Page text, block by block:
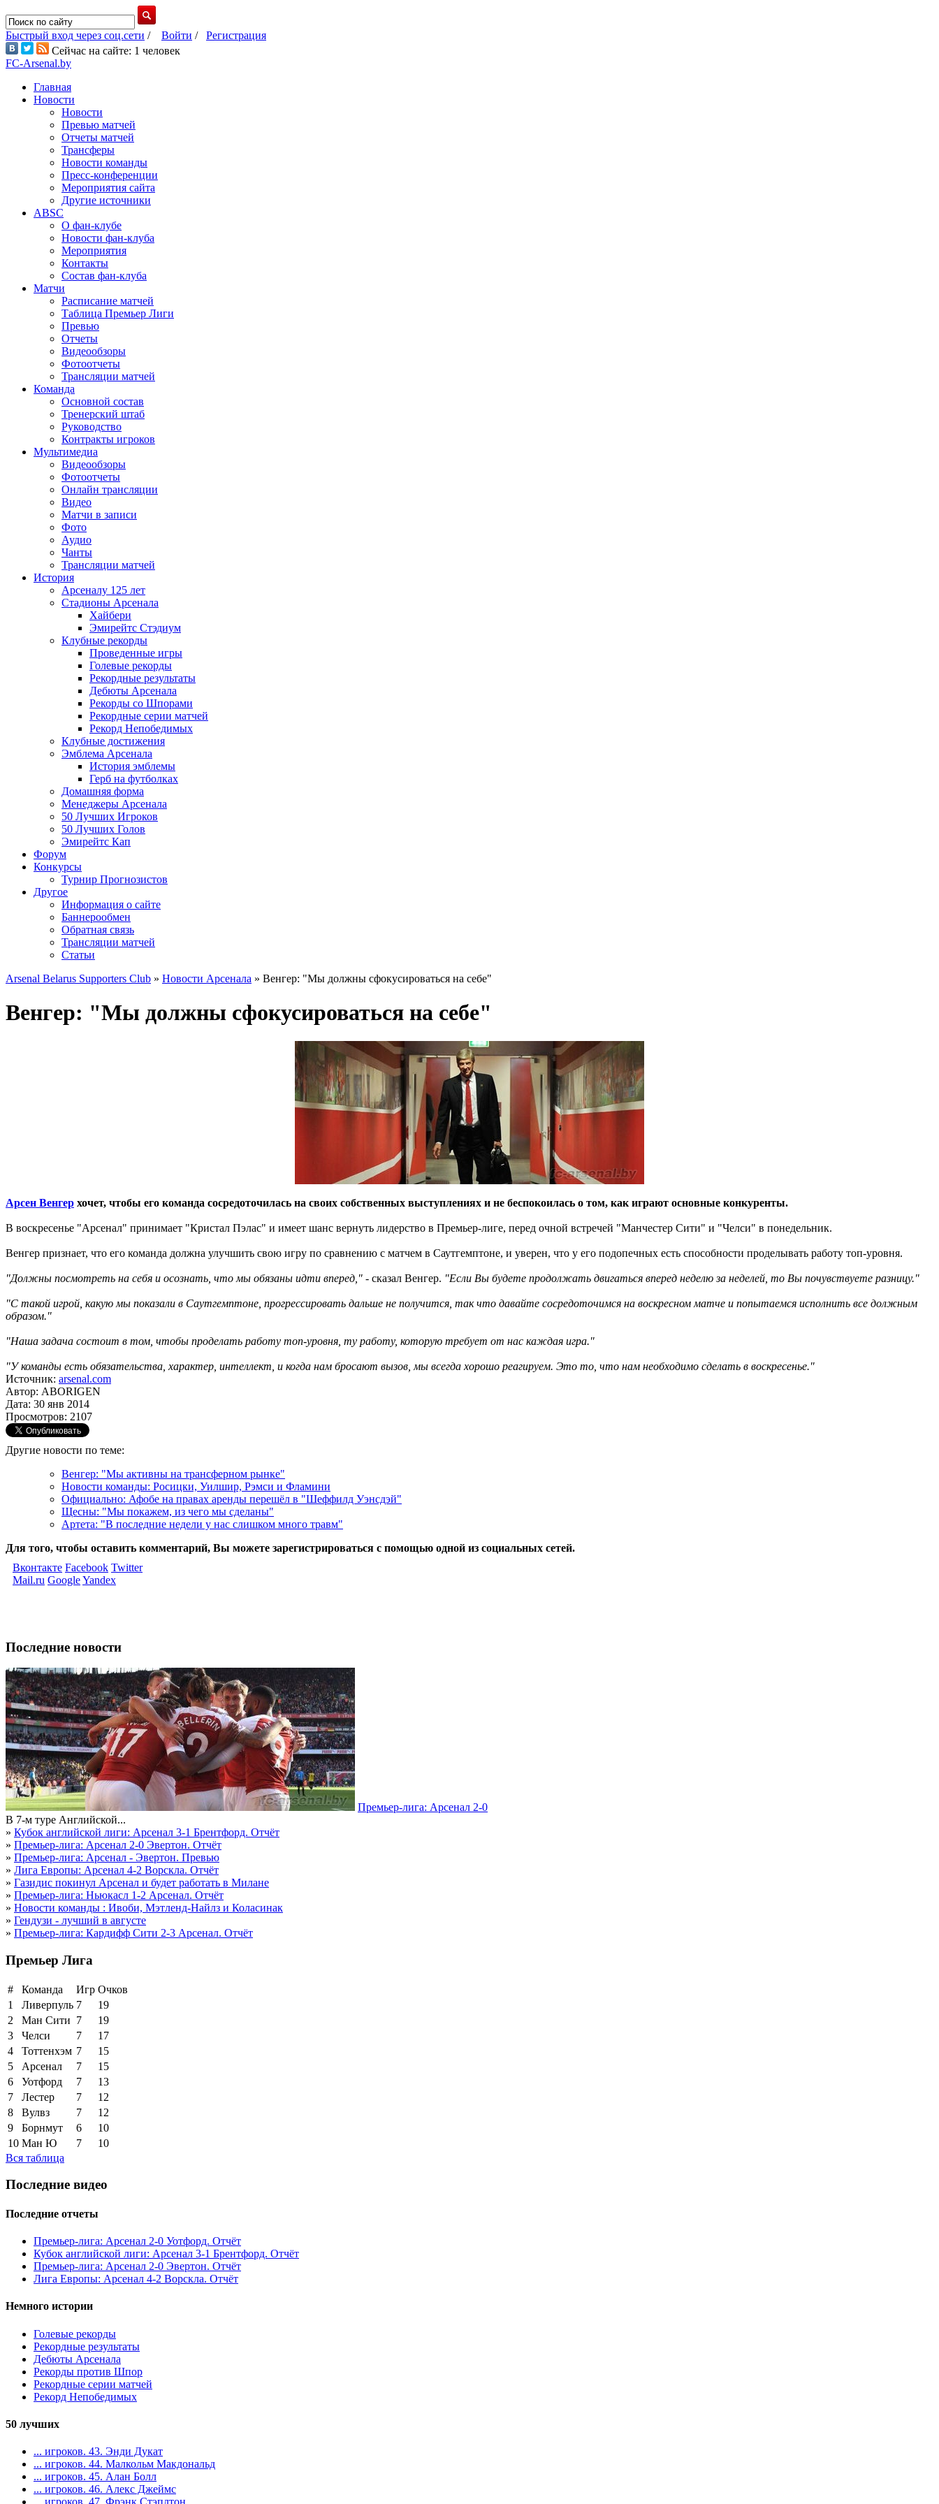
Быстрый вход через соц.сети / Войти / Регистрация
Сейчас на сайте: 1 человек
FC-Arsenal.by
Главная
Новости
Новости
Превью матчей
Отчеты матчей
Трансферы
Новости команды
Пресс-конференции
Мероприятия сайта
Другие источники
ABSC
О фан-клубе
Новости фан-клуба
Мероприятия
Контакты
Состав фан-клуба
Матчи
Расписание матчей
Таблица Премьер Лиги
Превью
Отчеты
Видеообзоры
Фотоотчеты
Трансляции матчей
Команда
Основной состав
Тренерский штаб
Руководство
Контракты игроков
Мультимедиа
Видеообзоры
Фотоотчеты
Онлайн трансляции
Видео
Матчи в записи
Фото
Аудио
Чанты
Трансляции матчей
История
Арсеналу 125 лет
Стадионы Арсенала
Хайбери
Эмирейтс Стэдиум
Клубные рекорды
Проведенные игры
Голевые рекорды
Рекордные результаты
Дебюты Арсенала
Рекорды со Шпорами
Рекордные серии матчей
Рекорд Непобедимых
Клубные достижения
Эмблема Арсенала
История эмблемы
Герб на футболках
Домашняя форма
Менеджеры Арсенала
50 Лучших Игроков
50 Лучших Голов
Эмирейтс Кап
Форум
Конкурсы
Турнир Прогнозистов
Другое
Информация о сайте
Баннерообмен
Обратная связь
Трансляции матчей
Статьи
Arsenal Belarus Supporters Club » Новости Арсенала » Венгер: "Мы должны сфокусироваться на себе"
Венгер: "Мы должны сфокусироваться на себе"
Арсен Венгер хочет, чтобы его команда сосредоточилась на своих собственных выступлениях и не беспокоилась о том, как играют основные конкуренты.
В воскресенье "Арсенал" принимает "Кристал Пэлас" и имеет шанс вернуть лидерство в Премьер-лиге, перед очной встречей "Манчестер Сити" и "Челси" в понедельник.
Венгер признает, что его команда должна улучшить свою игру по сравнению с матчем в Саутгемптоне, и уверен, что у его подопечных есть способности проделывать работу топ-уровня.
"Должны посмотреть на себя и осознать, что мы обязаны идти вперед," - сказал Венгер. "Если Вы будете продолжать двигаться вперед неделю за неделей, то Вы почувствуете разницу."
"С такой игрой, какую мы показали в Саутгемптоне, прогрессировать дальше не получится, так что давайте сосредоточимся на воскресном матче и попытаемся исполнить все должным
образом."
"Наша задача состоит в том, чтобы проделать работу топ-уровня, ту работу, которую требует от нас каждая игра."
"У команды есть обязательства, характер, интеллект, и когда нам бросают вызов, мы всегда хорошо реагируем. Это то, что нам необходимо сделать в воскресенье."
Источник: arsenal.com
Автор: ABORIGEN
Дата: 30 янв 2014
Просмотров: 2107
Другие новости по теме:
Венгер: "Мы активны на трансферном рынке"
Новости команды: Росицки, Уилшир, Рэмси и Фламини
Официально: Афобе на правах аренды перешёл в "Шеффилд Уэнсдэй"
Щесны: "Мы покажем, из чего мы сделаны"
Артета: "В последние недели у нас слишком много травм"
Для того, чтобы оставить комментарий, Вы можете зарегистрироваться с помощью одной из социальных сетей.
Вконтакте Facebook Twitter
Mail.ru GoogleYandex
Последние новости
Премьер-лига: Арсенал 2-0
В 7-м туре Английской...
» Кубок английской лиги: Арсенал 3-1 Брентфорд. Отчёт
» Премьер-лига: Арсенал 2-0 Эвертон. Отчёт
» Премьер-лига: Арсенал - Эвертон. Превью
» Лига Европы: Арсенал 4-2 Ворскла. Отчёт
» Газидис покинул Арсенал и будет работать в Милане
» Премьер-лига: Ньюкасл 1-2 Арсенал. Отчёт
» Новости команды : Ивоби, Мэтленд-Найлз и Коласинак
» Гендузи - лучший в августе
» Премьер-лига: Кардифф Сити 2-3 Арсенал. Отчёт
Премьер Лига
# Команда Игр Очков
1
Ливерпуль 7
19
2
Ман Сити 7
19
3
Челси 7
17
4
Тоттенхэм 7
15
5
Арсенал 7
15
6
Уотфорд 7
13
7
Лестер 7
12
8
Вулвз 7
12
9
Борнмут 6
10
10 Ман Ю 7
10
Вся таблица
Последние видео
Последние отчеты
Премьер-лига: Арсенал 2-0 Уотфорд. Отчёт
Кубок английской лиги: Арсенал 3-1 Брентфорд. Отчёт
Премьер-лига: Арсенал 2-0 Эвертон. Отчёт
Лига Европы: Арсенал 4-2 Ворскла. Отчёт
Немного истории
Голевые рекорды
Рекордные результаты
Дебюты Арсенала
Рекорды против Шпор
Рекордные серии матчей
Рекорд Непобедимых
50 лучших
... игроков. 43. Энди Дукат
... игроков. 44. Малкольм Макдональд
... игроков. 45. Алан Болл
... игроков. 46. Алекс Джеймс
... игроков. 47. Фрэнк Стэплтон